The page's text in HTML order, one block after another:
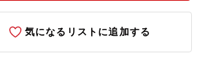
気になるリストに追加する